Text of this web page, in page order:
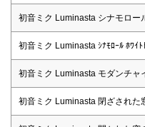
初音ミク Luminasta シナモロー
初音ミク Luminasta ｼﾅﾓﾛｰﾙ ﾎﾜｲﾄ
初音ミク Luminasta モダンチャ
初音ミク Luminasta 閉ざされた